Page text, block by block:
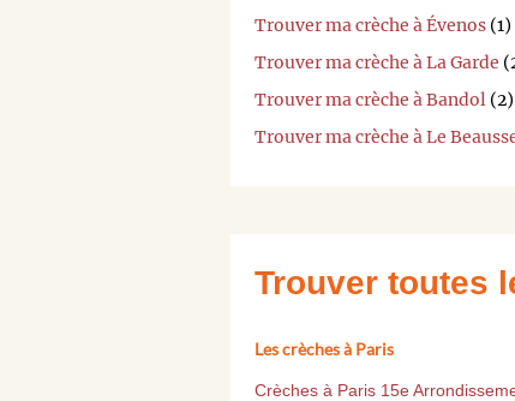
Trouver ma crèche à Évenos (1)
Trouver ma crèche à La Garde
Trouver ma crèche à Bandol (2)
Trouver ma crèche à Le
Trouver toutes
Les crèches à Paris
Crèches à Paris 15e